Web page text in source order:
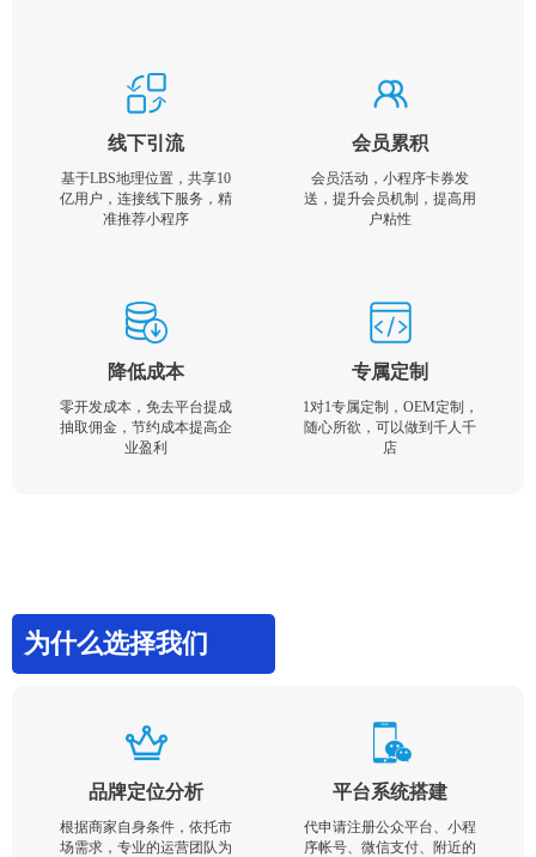
线下引流
基于LBS地理位置，共享10
亿用户，连接线下服务，精
准推荐小程序
会员累积
会员活动，小程序卡券发
送，提升会员机制，提高用
户粘性
降低成本
零开发成本，免去平台提成
抽取佣金，节约成本提高企
业盈利
专属定制
1对1专属定制，OEM定制，
随心所欲，可以做到千人千
店
为什么选择我们
品牌定位分析
根据商家自身条件，依托市
场需求，专业的运营团队为
平台系统搭建
代申请注册公众平台、小程
序帐号、微信支付、附近的